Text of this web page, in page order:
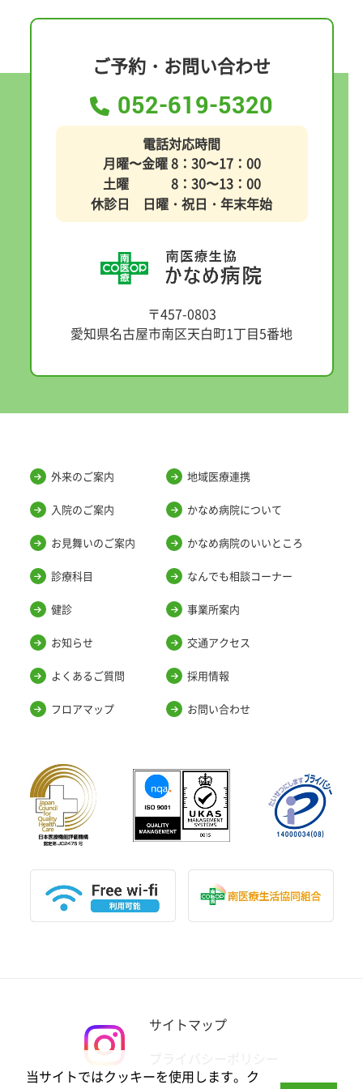
〒457-0803
愛知県名古屋市南区天白町1丁目5番地
ご予約・お問い合わせ
052-619-5320
電話対応時間
月曜〜金曜 8：30〜17：00
土曜 8：30〜13：00
休診日 日曜・祝日・年末年始
外来のご案内
入院のご案内
お見舞いのご案内
診療科目
健診
地域医療連携
かなめ病院について
かなめ病院のいいところ
なんでも相談コーナー
事業所案内
お知らせ
よくあるご質問
フロアマップ
交通アクセス
採用情報
お問い合わせ
サイトマップ
当サイトではクッキーを使用します。ク